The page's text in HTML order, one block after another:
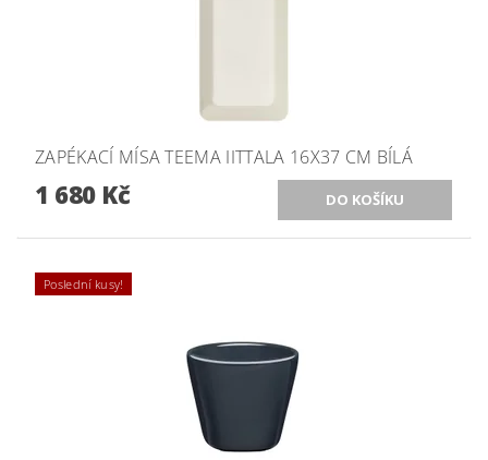
ZAPÉKACÍ MÍSA TEEMA IITTALA 16X37 CM BÍLÁ
1 680 Kč
Poslední kusy!